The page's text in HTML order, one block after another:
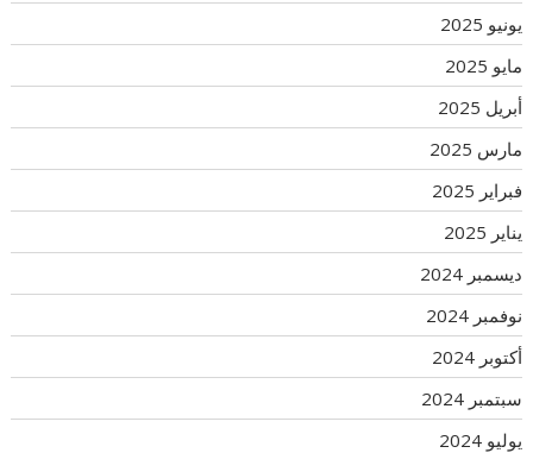
يونيو 2025
مايو 2025
أبريل 2025
مارس 2025
فبراير 2025
يناير 2025
ديسمبر 2024
نوفمبر 2024
أكتوبر 2024
سبتمبر 2024
يوليو 2024